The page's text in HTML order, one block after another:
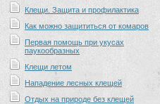
Клещи. Защита и профилактика
Как можно защититься от комаров
Первая помощь при укусах
паукообразных
Клещи летом
Нападение лесных клещей
Отдых на природе без клещей